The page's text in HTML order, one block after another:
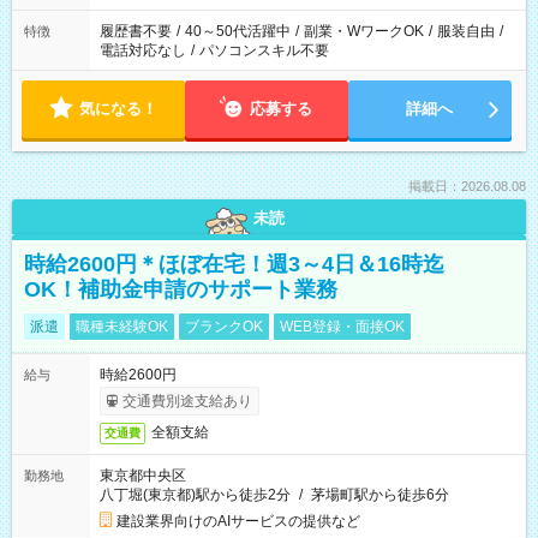
特徴 履歴書不要 / 40～50代活躍中 / 副業・WワークOK / 服装自由 /
電話対応なし / パソコンスキル不要
気になる！ 応募する 詳細へ
掲載日：2026.08.08
未読
時給2600円＊ほぼ在宅！週3～4日＆16時迄
OK！補助金申請のサポート業務
派遣 職種未経験OK ブランクOK WEB登録・面接OK
給与
時給2600円
交通費別途支給あり
交通費 全額支給
勤務地
東京都中央区
八丁堀(東京都)駅から徒歩2分 / 茅場町駅から徒歩6分
建設業界向けのAIサービスの提供など